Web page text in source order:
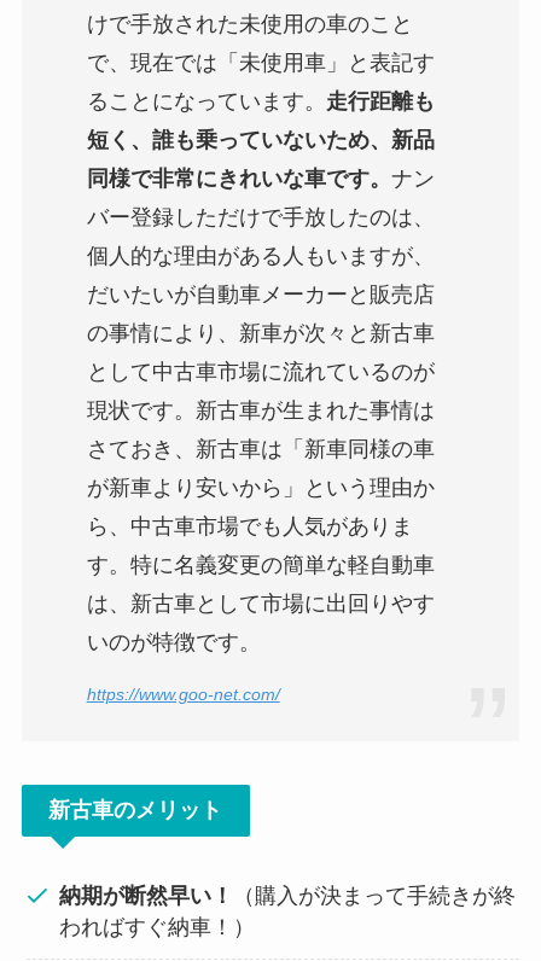
けで手放された未使用の車のこと
で、現在では「未使用車」と表記す
ることになっています。 走行距離も
短く、誰も乗っていないため、新品
同様で非常にきれいな車です。 ナン
バー登録しただけで手放したのは、
個人的な理由がある人もいますが、
だいたいが自動車メーカーと販売店
の事情により、新車が次々と新古車
として中古車市場に流れているのが
現状です。新古車が生まれた事情は
さておき、新古車は「新車同様の車
が新車より安いから」という理由か
ら、中古車市場でも人気がありま
す。特に名義変更の簡単な軽自動車
は、新古車として市場に出回りやす
いのが特徴です。
https://www.goo-net.com/
新古車のメリット
納期が断然早い！
（購入が決まって手続きが終
わればすぐ納車！）